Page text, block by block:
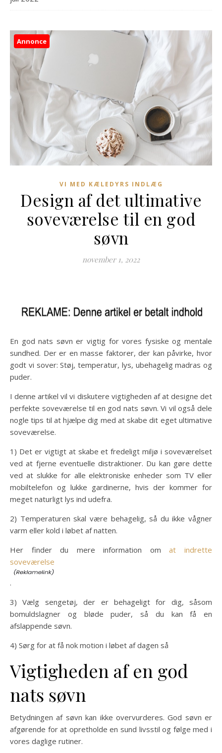
Annonce
VI MED KÆLEDYRS INDLÆG
Design af det ultimative
soveværelse til en god
søvn
november 1, 2022
En god nats søvn er vigtig for vores fysiske og mentale
sundhed. Der er en masse faktorer, der kan påvirke, hvor
godt vi sover: Støj, temperatur, lys, ubehagelig madras og
puder.
I denne artikel vil vi diskutere vigtigheden af at designe det
perfekte soveværelse til en god nats søvn. Vi vil også dele
nogle tips til at hjælpe dig med at skabe dit eget ultimative
soveværelse.
1) Det er vigtigt at skabe et fredeligt miljø i soveværelset
ved at fjerne eventuelle distraktioner. Du kan gøre dette
ved at slukke for alle elektroniske enheder som TV eller
mobiltelefon og lukke gardinerne, hvis der kommer for
meget naturligt lys ind udefra.
2) Temperaturen skal være behagelig, så du ikke vågner
varm eller kold i løbet af natten.
Her finder du mere information omat indrette
soveværelse
.
3) Vælg sengetøj, der er behageligt for dig, såsom
bomuldslagner og bløde puder, så du kan få en
afslappende søvn.
4) Sørg for at få nok motion i løbet af dagen så
Vigtigheden af en god
nats søvn
Betydningen af søvn kan ikke overvurderes. God søvn er
afgørende for at opretholde en sund livsstil og følge med i
vores daglige rutiner.